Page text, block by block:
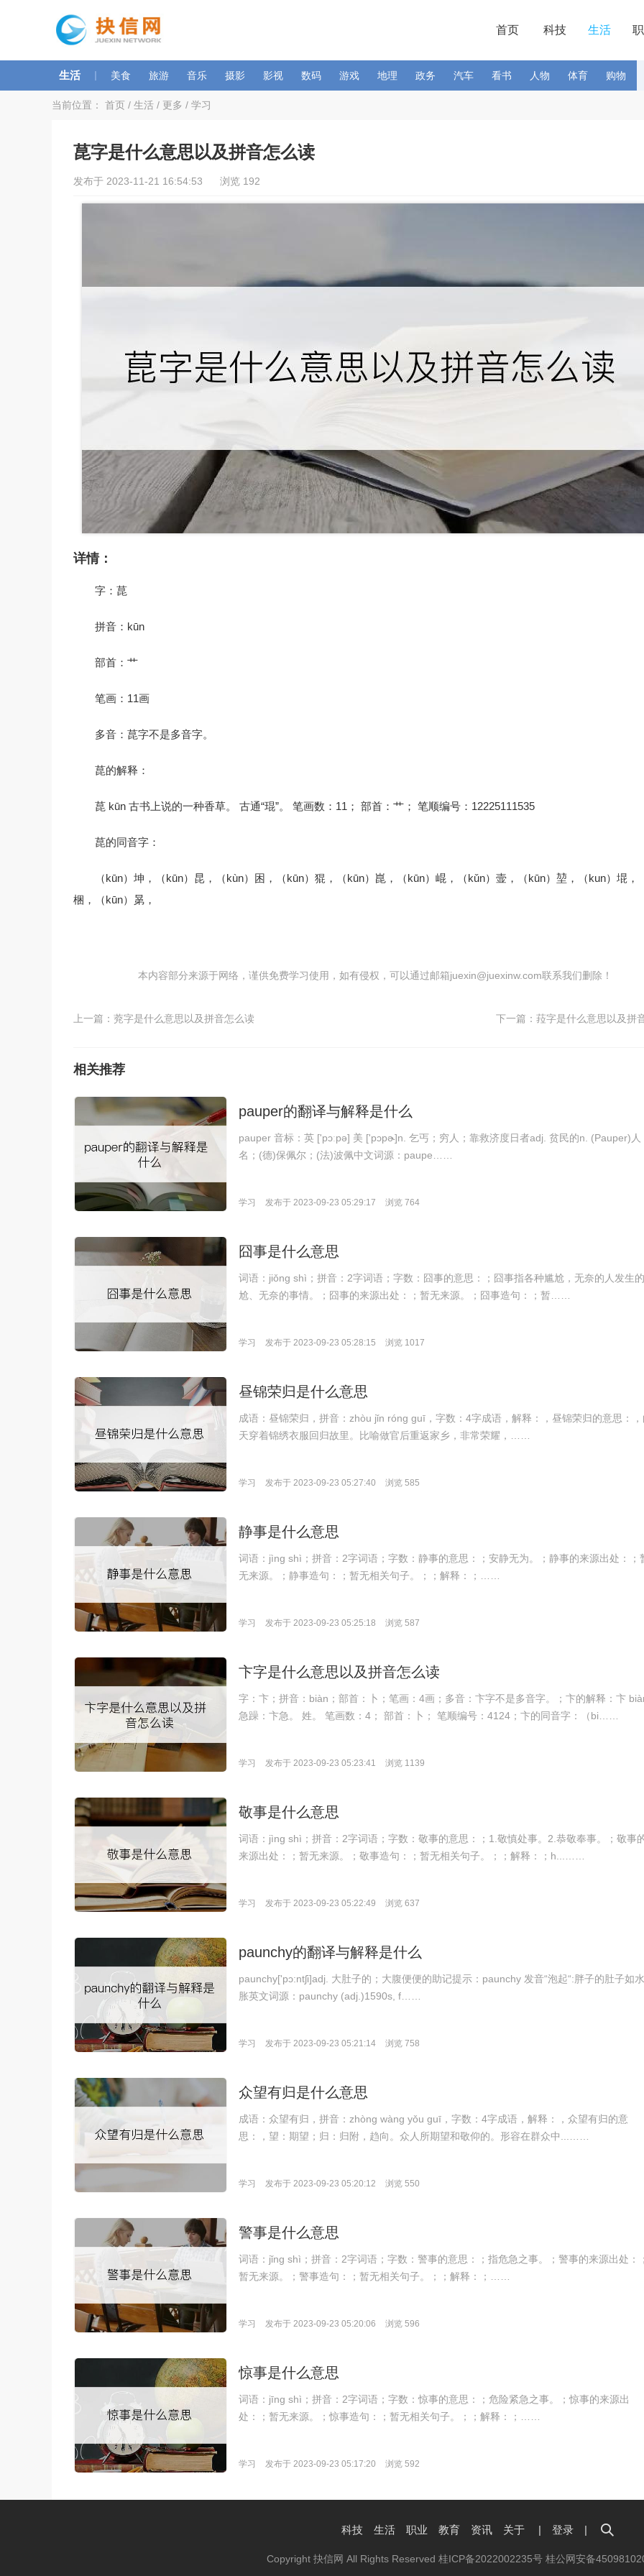
首页 科技 生活
生活 | 美食 旅游 音乐 摄影 影视 数码 游戏 地理 政务 汽车 看书 人物 体育 购物
当前位置： 首页 / 生活 / 更多 / 学习
菎字是什么意思以及拼音怎么读
发布于 2023-11-21 16:54:53 浏览 192
详情：
字：菎
拼音：kūn
部首：艹
笔画：11画
多音：菎字不是多音字。
菎的解释：
菎 kūn 古书上说的一种香草。 古通“琨”。 笔画数：11； 部首：艹； 笔顺编号：12225111535
菎的同音字：
（kūn）坤，（kūn）昆，（kùn）困，（kūn）猑，（kūn）崑，（kūn）崐，（kǔn）壸，（kūn）堃，（kun）堒，
梱，（kūn）晜，
本内容部分来源于网络，谨供免费学习使用，如有侵权，可以通过邮箱juexin@juexinw.com联系我们删除！
上一篇： 萒字是什么意思以及拼音怎么读 下一篇： 菈字是什么意思以及拼
相关推荐
pauper的翻译与解释是什么
pauper 音标：英 ['pɔːpə] 美 ['pɔpɚ]n. 乞丐；穷人；靠救济度日者adj. 贫民的n. (Pauper)人
名；(德)保佩尔；(法)波佩中文词源：paupe……
学习 发布于 2023-09-23 05:29:17 浏览 764
囧事是什么意思
词语：jiǒng shì；拼音：2字词语；字数：囧事的意思：；囧事指各种尴尬，无奈的人发生
尬、无奈的事情。；囧事的来源出处：；暂无来源。；囧事造句：；暂……
学习 发布于 2023-09-23 05:28:15 浏览 1017
昼锦荣归是什么意思
成语：昼锦荣归，拼音：zhòu jǐn róng guī，字数：4字成语，解释：，昼锦荣归的意思：
天穿着锦绣衣服回归故里。比喻做官后重返家乡，非常荣耀，……
学习 发布于 2023-09-23 05:27:40 浏览 585
静事是什么意思
词语：jìng shì；拼音：2字词语；字数：静事的意思：；安静无为。；静事的来源出处：；
无来源。；静事造句：；暂无相关句子。；；解释：；……
学习 发布于 2023-09-23 05:25:18 浏览 587
卞字是什么意思以及拼音怎么读
字：卞；拼音：biàn；部首：卜；笔画：4画；多音：卞字不是多音字。；卞的解释：卞
急躁：卞急。 姓。 笔画数：4； 部首：卜； 笔顺编号：4124；卞的同音字：（bi……
学习 发布于 2023-09-23 05:23:41 浏览 1139
敬事是什么意思
词语：jìng shì；拼音：2字词语；字数：敬事的意思：；1.敬慎处事。2.恭敬奉事。；敬事
来源出处：；暂无来源。；敬事造句：；暂无相关句子。；；解释：；h...……
学习 发布于 2023-09-23 05:22:49 浏览 637
paunchy的翻译与解释是什么
paunchy['pɔ:ntʃi]adj. 大肚子的；大腹便便的助记提示：paunchy 发音“泡起“:胖子的肚子如
胀英文词源：paunchy (adj.)1590s, f……
学习 发布于 2023-09-23 05:21:14 浏览 758
众望有归是什么意思
成语：众望有归，拼音：zhòng wàng yǒu guī，字数：4字成语，解释：，众望有归的意
思：，望：期望；归：归附，趋向。众人所期望和敬仰的。形容在群众中...……
学习 发布于 2023-09-23 05:20:12 浏览 550
警事是什么意思
词语：jǐng shì；拼音：2字词语；字数：警事的意思：；指危急之事。；警事的来源出处：
暂无来源。；警事造句：；暂无相关句子。；；解释：；……
学习 发布于 2023-09-23 05:20:06 浏览 596
惊事是什么意思
词语：jīng shì；拼音：2字词语；字数：惊事的意思：；危险紧急之事。；惊事的来源出
处：；暂无来源。；惊事造句：；暂无相关句子。；；解释：；……
学习 发布于 2023-09-23 05:17:20 浏览 592
科技 生活 职业 教育 资讯 关于 | 登录 |
Copyright 抉信网 All Rights Reserved 桂ICP备2022002235号 桂公网安备